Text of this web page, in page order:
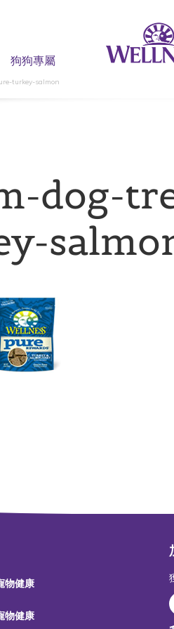
狗狗專屬
turkey-salmon
dog-
物健康
物健康